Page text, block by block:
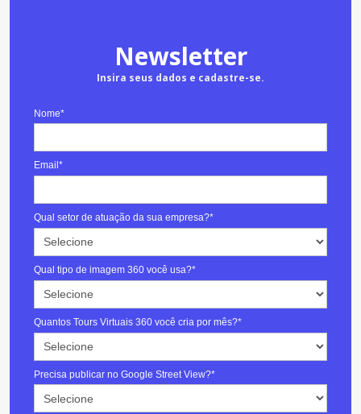
Newsletter
Insira seus dados e cadastre-se.
Nome*
Email*
Qual setor de atuação da sua empresa?*
Qual tipo de imagem 360 você usa?*
Quantos Tours Virtuais 360 você cria por mês?*
Precisa publicar no Google Street View?*